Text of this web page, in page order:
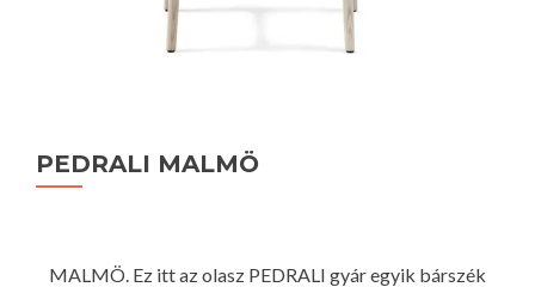
PEDRALI MALMÖ
MALMÖ. Ez itt az olasz PEDRALI gyár egyik bárszék